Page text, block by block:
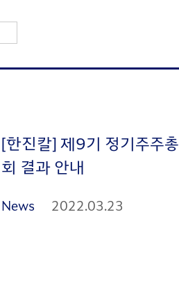
[한진칼] 제9기 정기주주총
회 결과 안내
News 2022.03.23